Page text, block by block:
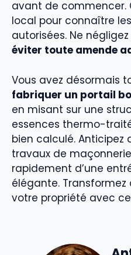
avant de commencer.
local pour connaître
autorisées. Ne
éviter toute amende
Vous avez désormais
fabriquer un portail
en misant sur une
essences thermo-
bien calculé. Anticipez
travaux de
rapidement d’une
élégante.
votre propriété avec